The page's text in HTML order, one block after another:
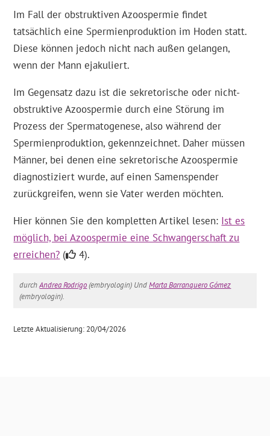
Im Fall der obstruktiven Azoospermie findet
tatsächlich eine Spermienproduktion im Hoden statt.
Diese können jedoch nicht nach außen gelangen,
wenn der Mann ejakuliert.
Im Gegensatz dazu ist die sekretorische oder nicht-
obstruktive Azoospermie durch eine Störung im
Prozess der Spermatogenese, also während der
Spermienproduktion, gekennzeichnet. Daher müssen
Männer, bei denen eine sekretorische Azoospermie
diagnostiziert wurde, auf einen Samenspender
zurückgreifen, wenn sie Vater werden möchten.
Hier können Sie den kompletten Artikel lesen: Ist es
möglich, bei Azoospermie eine Schwangerschaft zu
erreichen? ( 4).
durchAndrea Rodrigo(embryologin) UndMarta Barranquero Gómez
(embryologin).
Letzte Aktualisierung: 20/04/2026